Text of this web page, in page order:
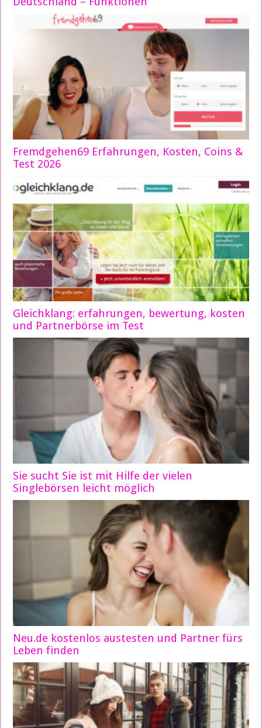
Fremdgehen69 Erfahrungen, Kosten, Coins &
Test 2026
Gleichklang: erfahrungen, bewertung, kosten
und Partnerbörse im Test
Sie sucht Sie ist mit Hilfe der vielen
Singlebörsen leicht möglich
Neu.de kostenlos austesten und Partner fürs
Leben finden